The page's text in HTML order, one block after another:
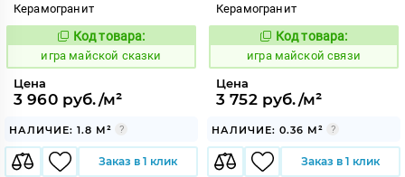
Керамогранит
553340
Код товара:
игра майской сказки
Цена
3 960 руб./м²
НАЛИЧИЕ: 1.8 М²
Заказ в 1 клик
Керамогранит
553336
Код товара:
игра майской связи
Цена
3 752 руб./м²
НАЛИЧИЕ: 0.36 М²
Заказ в 1 клик